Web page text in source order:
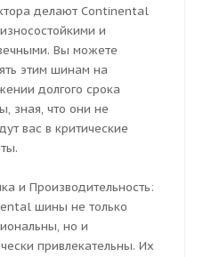
Нет в
делают Continental
и
Вы можете
этим шинам на
долгого срока
зная, что они не
вас в критические
и Производительность:
шины не только
но и
привлекательны. Их